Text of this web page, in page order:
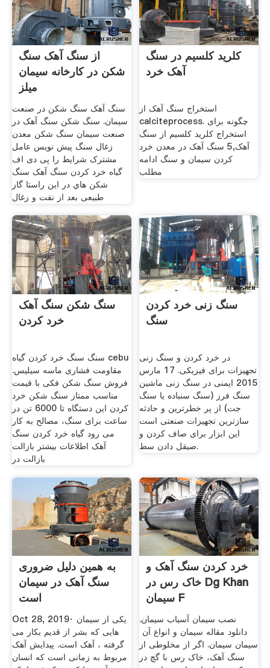
از سنگ آهک سنگ
شکن در کارخانه سیمان
میلز
سنگ آهک سنگ شکن در صنعت
سیمان. سنگ شکن سنگ آهک در
صنعت سیمان سنگ شکن معدن
زغال سنگ پیش نویس عامل
مشترک شرایط را پی دی اف
گیاه خرد کردن سنگ آهک سنگ
شکن هاي در این راستا گاز
طبیعی بعد از نفت و زغال
کلرید کلسیم در سنگ
آهک خرد
استخراج سنگ آهک از
calciteprocess. چگونه برای
استخراج کلرید کلسیم از سنگ
آهک,5 سنگ آهک در معدن خرد
کردن سیمان و سنگ ادامه
مطلب
سنگ شکن سنگ آهک
خرد کردن
سنگ سنگ خرد کردن گیاه cebu
مقاومت فشاری ماسه سیلیس.
فروش سنگ شکن فکی با قیمت
مناسب ممتاز سنگ شکن خرد
کردن این دستگاه تا 6000 تن در
ساعت برای سنگ، مصالح به کار
می رود گیاه خرد کردن سنگ
آهک اطلاعات بیشتر بازالت
بازالت در
سنگ زنی خرد کردن
سنگ
در خرد کردن و سنگ زنی
تجهیزات برای فیزیکی. 17 مارس
2015 ایمنی در سنگ زنی ماشین
سنگ فرز (سنگ سنباده یا سنگ
جت) از پر خطرترین و حادثه
سازترین تجهیزات صنعتی است
این ابزار برای صاف کردن و
صیقل دادن سط.
به همین دلیل ضروری
سنگ آهک در سیمان
است
Oct 28, 2019· یکی از سیمان
هایی که بشر از قدیم بکار می
گرفته ، آهک است. پیدایش آهک
مربوط به زمانی است که انسان
خرد کردن سنگ آهک و
خاک رس در Dg Khan
سیمان F
نصب سیمان آسیاب سیمان.
دانلود مقاله سیمان و انواع آن ‏
سیمان سیمان. اگر از مخلوطی از
سنگ آهک، خاک رس با گچ در